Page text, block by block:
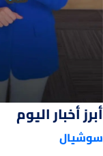
أبرز أخبار اليوم
سوشيال